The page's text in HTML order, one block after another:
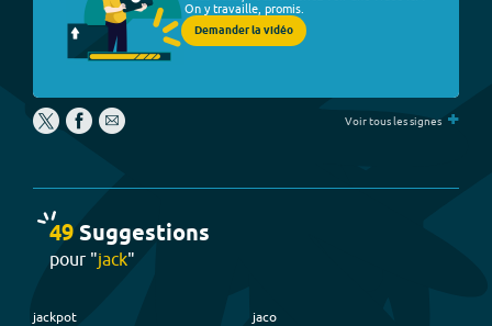
On y travaille, promis.
Demander la vidéo
Voir tous les signes +
49Suggestions
pour "jack"
jackpot
jaco